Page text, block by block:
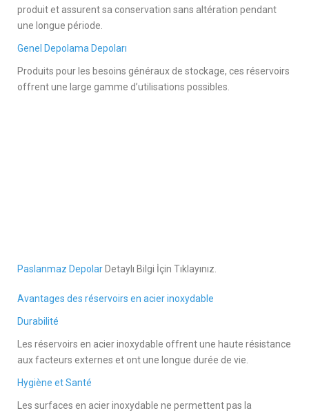
produit et assurent sa conservation sans altération pendant
une longue période.
Genel Depolama Depoları
Produits pour les besoins généraux de stockage, ces réservoirs
offrent une large gamme d’utilisations possibles.
Paslanmaz Depolar Detaylı Bilgi İçin Tıklayınız.
Avantages des réservoirs en acier inoxydable
Durabilité
Les réservoirs en acier inoxydable offrent une haute résistance
aux facteurs externes et ont une longue durée de vie.
Hygiène et Santé
Les surfaces en acier inoxydable ne permettent pas la